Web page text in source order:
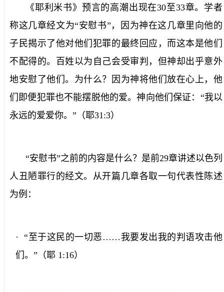
《耶利米书》预言的高潮出现在30至33章。学者
称这几章经文为“安慰书”，因为神在这几章里向他的
子民揭示了他对他们犯罪的最终回应，而这本是他们
不配得的。百姓以为自己会受审判，但神却出乎意外
地安慰了他们。为什么？因为神将他们放在心上，他
们即便犯罪也不能摆脱他的爱。神向他们保证：“我以
永远的爱爱你。”（耶31:3）
“安慰书”之前的内容是什么？是前29章讲述以色列
人丑陋罪行的经文。从开篇几章各取一句代表性陈述
为例：
· “至于这民的一切恶……我要发出我的判语攻击他
们。”（耶 1:16）